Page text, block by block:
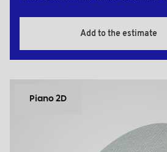
Add to the estimate
Piano 2D